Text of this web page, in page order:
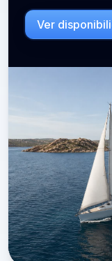
Ver